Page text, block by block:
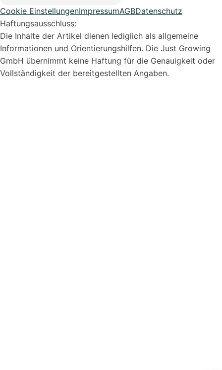
Cookie EinstellungenImpressumAGBDatenschutz
Haftungsausschluss:
Die Inhalte der Artikel dienen lediglich als allgemeine
Informationen und Orientierungshilfen. Die Just Growing
GmbH übernimmt keine Haftung für die Genauigkeit oder
Vollständigkeit der bereitgestellten Angaben.